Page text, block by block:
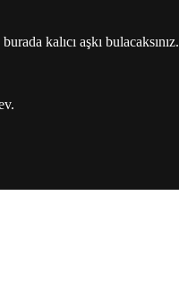
kalıcı aşkı bulacaksınız.